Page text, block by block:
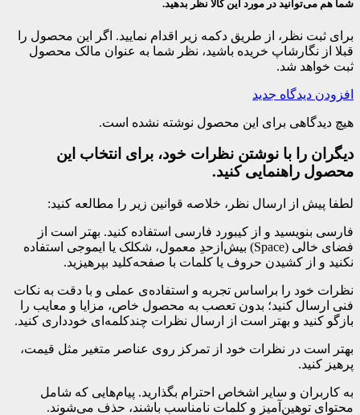
شما هم می‌توانید در مورد این کالا نظر بدهید.
برای ثبت نظر، از طریق دکمه زیر اقدام نمایید. اگر این محصول را
قبلا از نگارشاپ خریده باشید، نظر شما به عنوان مالک محصول
ثبت خواهد شد.
افزودن دیدگاه جدید
هیچ دیدگاهی برای این محصول نوشته نشده است.
دیگران را با نوشتن نظرات خود، برای انتخاب این
محصول راهنمایی کنید.
لطفا پیش از ارسال نظر، خلاصه قوانین زیر را مطالعه کنید:
فارسی بنویسید و از کیبورد فارسی استفاده کنید. بهتر است از
فضای خالی (Space) بیش‌از‌حدِ معمول، شکلک یا ایموجی استفاده
نکنید و از کشیدن حروف یا کلمات با صفحه‌کلید بپرهیزید.
نظرات خود را براساس تجربه و استفاده‌ی عملی و با دقت به نکات
فنی ارسال کنید؛ بدون تعصب به محصول خاص، مزایا و معایب را
بازگو کنید و بهتر است از ارسال نظرات چندکلمه‌‌ای خودداری کنید.
بهتر است در نظرات خود از تمرکز روی عناصر متغیر مثل قیمت،
پرهیز کنید.
به کاربران و سایر اشخاص احترام بگذارید. پیام‌هایی که شامل
محتوای توهین‌آمیز و کلمات نامناسب باشند، حذف می‌شوند.